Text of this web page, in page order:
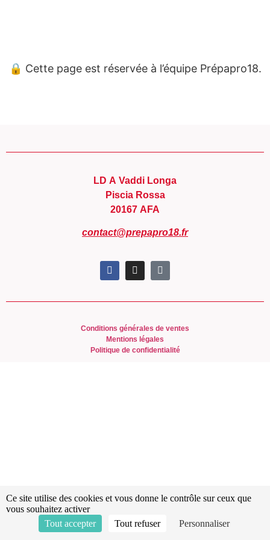
🔒 Cette page est réservée à l’équipe Prépapro18.
LD A Vaddi Longa
Piscia Rossa
20167 AFA
contact@prepapro18.fr
Conditions générales de ventes
Mentions légales
Politique de confidentialité
Ce site utilise des cookies et vous donne le contrôle sur ceux que
vous souhaitez activer
Tout accepter
Tout refuser Personnaliser